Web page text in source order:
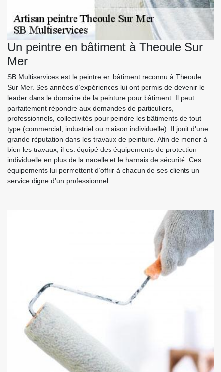
Un peintre en bâtiment à Theoule Sur
Mer
SB Multiservices est le peintre en bâtiment reconnu à Theoule
Sur Mer. Ses années d’expériences lui ont permis de devenir le
leader dans le domaine de la peinture pour bâtiment. Il peut
parfaitement répondre aux demandes de particuliers,
professionnels, collectivités pour peindre les bâtiments de tout
type (commercial, industriel ou maison individuelle). Il jouit d'une
grande réputation dans les travaux de peinture. Afin de mener à
bien les travaux, il est équipé des équipements de protection
individuelle en plus de la nacelle et le harnais de sécurité. Ces
équipements lui permettent d’offrir à chacun de ses clients un
service digne d’un professionnel.